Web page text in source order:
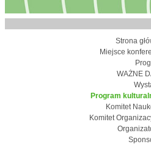
Strona
Miejsce
WAŻNE
Program
Komitet
Komitet